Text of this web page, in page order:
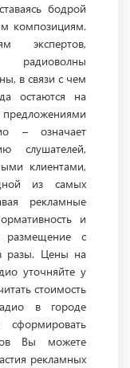
бодрой
композициям.
экспертов,
радиоволны
в связи с чем
остаются на
– означает
слушателей,
клиентами,
из самых
рекламные
и
размещение с
разы. Цены на
уточняйте у
стоимость
в городе
сформировать
Вы можете
рекламных